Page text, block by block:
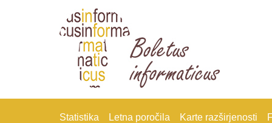
Statistika Letna poročila Karte razširjenosti